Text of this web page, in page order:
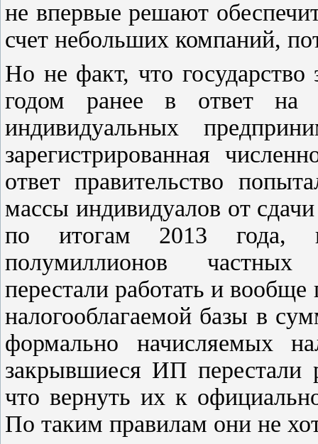
не впервые решают
счет небольших компаний,
Но не факт, что
годом ранее в ответ на
индивидуальных
зарегистрированная
ответ правительство
массы индивидуалов от
по итогам 2013 года,
полумиллионов частных
перестали работать и вообще
налогооблагаемой базы в
формально начисляемых
закрывшиеся ИП перестали
что вернуть их к
По таким правилам они не